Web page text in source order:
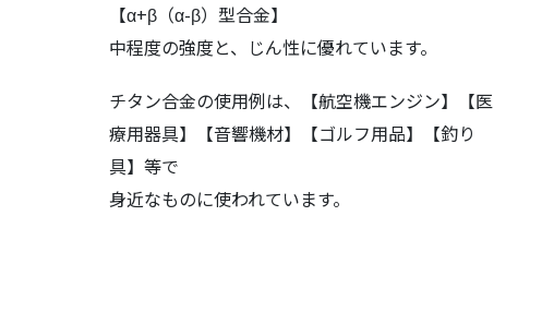
【α+β（α-β）型合金】
中程度の強度と、じん性に優れています。
チタン合金の使用例は、【航空機エンジン】【医
療用器具】【音響機材】【ゴルフ用品】【釣り
具】等で
身近なものに使われています。